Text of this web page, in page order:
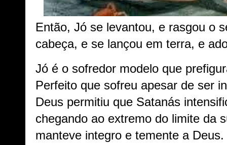
Então, Jó se levantou, e rasgou o
cabeça, e se lançou em terra, e
Jó é o sofredor modelo que
Perfeito que sofreu apesar de ser
Deus permitiu que Satanás
chegando ao extremo do limite da
manteve integro e temente a Deus.